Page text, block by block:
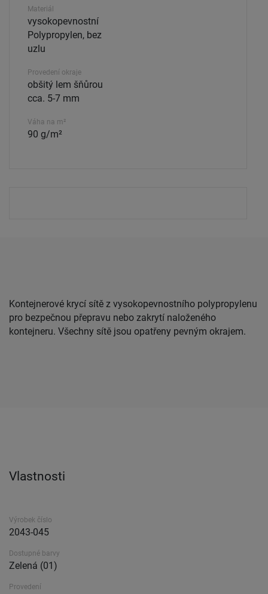
Materiál
vysokopevnostní
Polypropylen, bez
uzlu
Provedení okraje
obšitý lem šňůrou
cca. 5-7 mm
Váha na m²
90 g/m²
Kontejnerové krycí sítě z vysokopevnostního polypropylenu
pro bezpečnou přepravu nebo zakrytí naloženého
kontejneru. Všechny sítě jsou opatřeny pevným okrajem.
Vlastnosti
Výrobek číslo
2043-045
Dostupné barvy
Zelená (01)
Provedení